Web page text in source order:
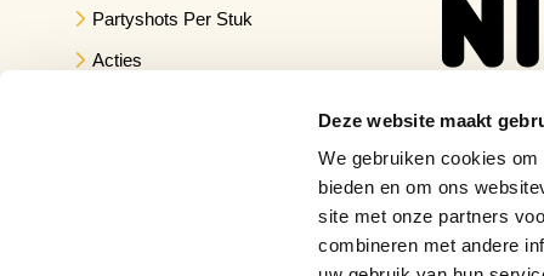
Deze website maakt
We gebruiken cookies
bieden en om ons
site met onze partners
combineren met andere
Partyshots Per Stuk
Acties